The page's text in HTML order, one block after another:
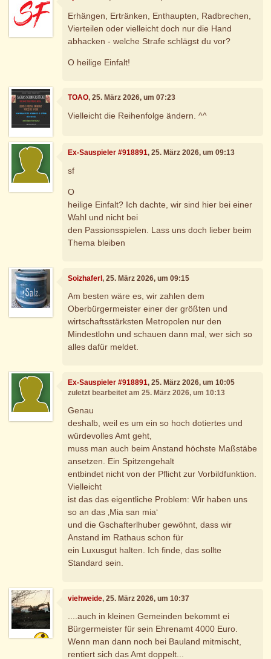
Erhängen, Ertränken, Enthaupten, Radbrechen,
Vierteilen oder vielleicht doch nur die Hand
abhacken - welche Strafe schlägst du vor?
O heilige Einfalt!
TOAO, 25. März 2026, um 07:23
Vielleicht die Reihenfolge ändern. ^^
Ex-Sauspieler #918891, 25. März 2026, um 09:13
sf
O
heilige Einfalt? Ich dachte, wir sind hier bei einer
Wahl und nicht bei
den Passionsspielen. Lass uns doch lieber beim
Thema bleiben
Soizhaferl, 25. März 2026, um 09:15
Am besten wäre es, wir zahlen dem
Oberbürgermeister einer der größten und
wirtschaftsstärksten Metropolen nur den
Mindestlohn und schauen dann mal, wer sich so
alles dafür meldet.
Ex-Sauspieler #918891, 25. März 2026, um 10:05
zuletzt bearbeitet am 25. März 2026, um 10:13
Genau
deshalb, weil es um ein so hoch dotiertes und
würdevolles Amt geht,
muss man auch beim Anstand höchste Maßstäbe
ansetzen. Ein Spitzengehalt
entbindet nicht von der Pflicht zur Vorbildfunktion.
Vielleicht
ist das das eigentliche Problem: Wir haben uns
so an das ‚Mia san mia‘
und die Gschafterlhuber gewöhnt, dass wir
Anstand im Rathaus schon für
ein Luxusgut halten. Ich finde, das sollte
Standard sein.
viehweide, 25. März 2026, um 10:37
....auch in kleinen Gemeinden bekommt ei
Bürgermeister für sein Ehrenamt 4000 Euro.
Wenn man dann noch bei Bauland mitmischt,
rentiert sich das Amt doppelt...